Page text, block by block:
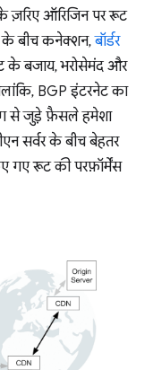
ज़रिए ऑरिजिन पर रूट
के बीच कनेक्शन,बॉर्डर
बजाय, भरोसेमंद और
BGP इंटरनेट का
से जुड़े फ़ैसले हमेशा
सर्वर के बीच बेहतर
गए रूट की परफ़ॉर्मेंस